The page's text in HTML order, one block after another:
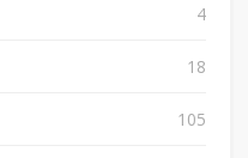
4
18
105